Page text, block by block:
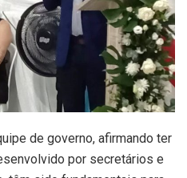
de governo, afirmando ter
por secretários e